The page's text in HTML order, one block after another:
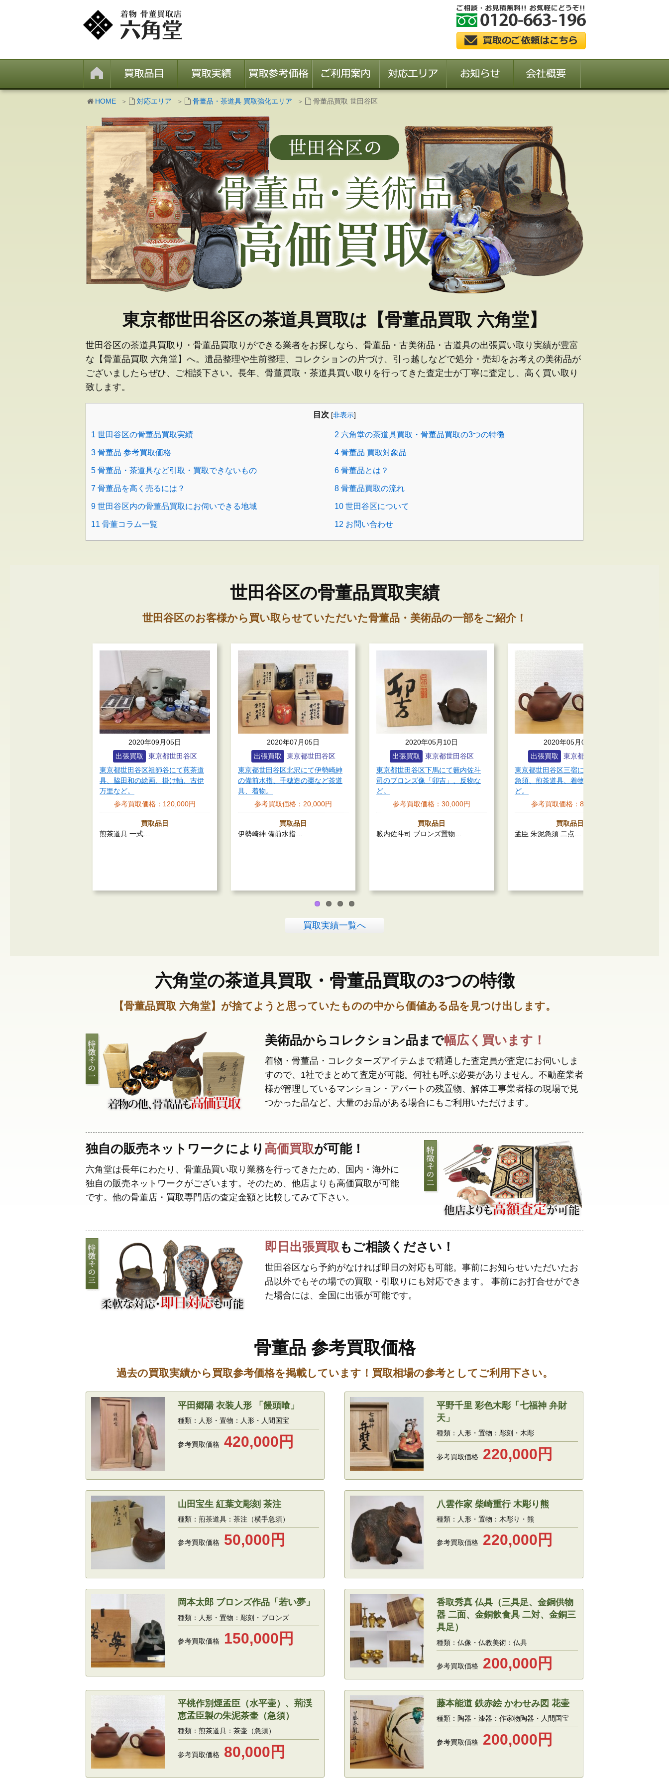
HOME 対応エリア 骨董品・茶道具 買取強化エリア 骨董品買取 世田谷区
東京都世田谷区の茶道具買取は【骨董品買取 六角堂】
世田谷区の茶道具買取り・骨董品買取りができる業者をお探しなら、骨董品・古美術品・古道具の出張買い取り実績が豊富
な【骨董品買取 六角堂】へ。遺品整理や生前整理、コレクションの片づけ、引っ越しなどで処分・売却をお考えの美術品が
ございましたらぜひ、ご相談下さい。長年、骨董買取・茶道具買い取りを行ってきた査定士が丁寧に査定し、高く買い取り
致します。
目次 [非表示]
1 世田谷区の骨董品買取実績 2 六角堂の茶道具買取・骨董品買取の3つの特徴
3 骨董品 参考買取価格 4骨董品 買取対象品
5 骨董品・茶道具など引取・買取できないもの 6骨董品とは？
7 骨董品を高く売るには？ 8骨董品買取の流れ
9 世田谷区内の骨董品買取にお伺いできる地域 10世田谷区について
11 骨董コラム一覧 12 お問い合わせ
世田谷区の骨董品買取実績
世田谷区のお客様から買い取らせていただいた骨董品・美術品の一部をご紹介！
2020年09月05日
出張買取
東京都世田谷区
東京都世田谷区祖師谷にて煎茶道
具、脇田和の絵画、掛け軸、古伊
万里など。
参考買取価格： 120,000円
買取品目
煎茶道具 一式…
2020年07月05日
出張買取
東京都世田谷区
東京都世田谷区北沢にて伊勢崎紳
の備前水指、千穂造の棗など茶道
具、着物。
参考買取価格： 20,000円
買取品目
伊勢崎紳 備前水指…
2020年05月10日
出張買取
東京都世田谷区
東京都世田谷区下馬にて籔内佐斗
司のブロンズ像「卯吉」、反物な
ど。
参考買取価格： 30,000円
買取品目
籔内佐斗司 ブロンズ置物…
2020年05月01日
出張買取
東京都世田谷区
東京都世田谷区三宿にて孟臣朱泥
急須、煎茶道具、着物、反物な
ど。
参考買取価格： 80,000円
買取品目
孟臣 朱泥急須 二点…
買取実績一覧へ
六角堂の茶道具買取・骨董品買取の3つの特徴
【骨董品買取 六角堂】が捨てようと思っていたものの中から価値ある品を見つけ出します。
美術品からコレクション品まで幅広く買います！
着物・骨董品・コレクターズアイテムまで精通した査定員が査定にお伺いしま
すので、1社でまとめて査定が可能。何社も呼ぶ必要がありません。不動産業者
様が管理しているマンション・アパートの残置物、解体工事業者様の現場で見
つかった品など、大量のお品がある場合にもご利用いただけます。
独自の販売ネットワークにより 高価買取が可能！
六角堂は長年にわたり、骨董品買い取り業務を行ってきたため、国内・海外に
独自の販売ネットワークがございます。そのため、他店よりも高価買取が可能
です。他の骨董店・買取専門店の査定金額と比較してみて下さい。
即日出張買取 もご相談ください！
世田谷区なら予約がなければ即日の対応も可能。事前にお知らせいただいたお
品以外でもその場での買取・引取りにも対応できます。 事前にお打合せができ
た場合には、全国に出張が可能です。
骨董品 参考買取価格
過去の買取実績から買取参考価格を掲載しています！買取相場の参考としてご利用下さい。
平田郷陽 衣装人形 「饅頭喰」
種類：人形・置物：人形・人間国宝
参考買取価格 420,000 円
平野千里 彩色木彫「七福神 弁財
天」
種類：人形・置物：彫刻・木彫
参考買取価格 220,000 円
山田宝生 紅葉文彫刻 茶注
種類：煎茶道具：茶注（横手急須）
参考買取価格 50,000 円
八雲作家 柴崎重行 木彫り熊
種類：人形・置物：木彫り・熊
参考買取価格 220,000 円
岡本太郎 ブロンズ作品「若い夢」
種類：人形・置物：彫刻・ブロンズ
参考買取価格 150,000 円
香取秀真 仏具（三具足、金銅供物
器 二面、金銅飲食具 二対、金銅三
具足）
種類：仏像・仏教美術：仏具
参考買取価格 200,000 円
平桃作別煙孟臣（水平壷）、荊渓
恵孟臣製の朱泥茶壷（急須）
種類：煎茶道具：茶壷（急須）
参考買取価格 80,000 円
藤本能道 鉄赤絵 かわせみ図 花壷
種類：陶器・漆器：作家物陶器・人間国宝
参考買取価格 200,000 円